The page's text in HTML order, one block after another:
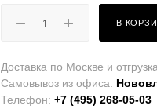
В
Доставка по Москве и
Самовывоз из офиса:
Телефон:+7 (495) 268-05-03